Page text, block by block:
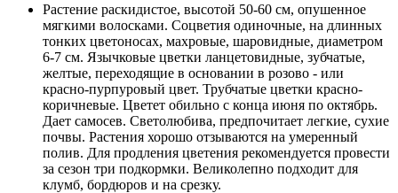
Растение раскидистое, высотой 50-60 см, опушенное
мягкими волосками. Соцветия одиночные, на длинных
тонких цветоносах, махровые, шаровидные, диаметром
6-7 см. Язычковые цветки ланцетовидные, зубчатые,
желтые, переходящие в основании в розово - или
красно-пурпуровый цвет. Трубчатые цветки красно-
коричневые. Цветет обильно с конца июня по октябрь.
Дает самосев. Светолюбива, предпочитает легкие, сухие
почвы. Растения хорошо отзываются на умеренный
полив. Для продления цветения рекомендуется провести
за сезон три подкормки. Великолепно подходит для
клумб, бордюров и на срезку.